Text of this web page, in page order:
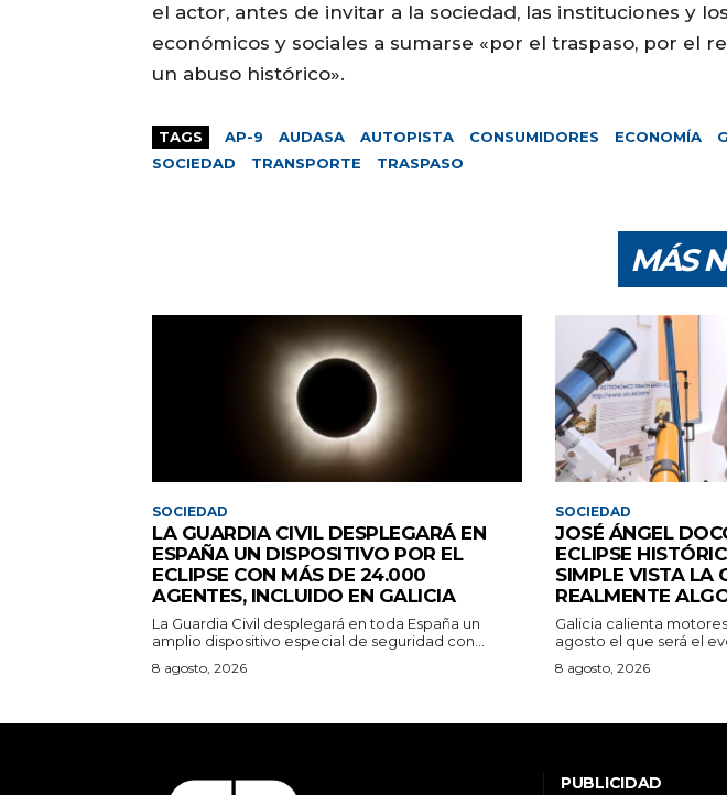
el actor, antes de invitar a la sociedad, las instituciones y
económicos y sociales a sumarse «por el traspaso, por el
un abuso histórico».
TAGS AP-9 AUDASA AUTOPISTA CONSUMIDORES ECONOMÍA
SOCIEDAD
TRANSPORTE TRASPASO
MÁS
SOCIEDAD
LA GUARDIA CIVIL DESPLEGARÁ EN
ESPAÑA UN DISPOSITIVO POR EL
ECLIPSE CON MÁS DE 24.000
AGENTES, INCLUIDO EN GALICIA
La Guardia Civil desplegará en toda España un
amplio dispositivo especial de seguridad con...
8 agosto, 2026
SOCIEDAD
JOSÉ ÁNGEL
ECLIPSE
SIMPLE VISTA LA
REALMENTE
Galicia calienta
agosto el que será el
8 agosto, 2026
PUBLICIDAD